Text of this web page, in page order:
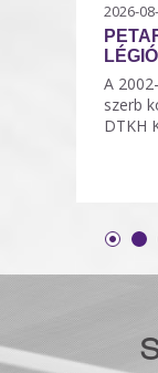
2026-
A
szerb
DTKH